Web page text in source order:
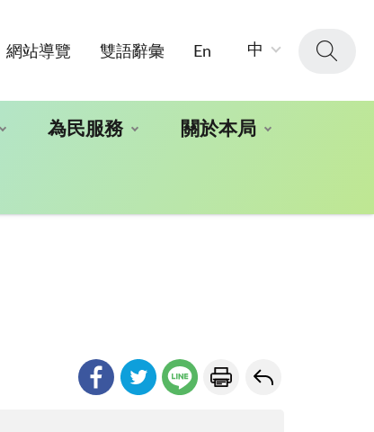
網站導覽 雙語辭彙 En 中
為民服務 關於本局